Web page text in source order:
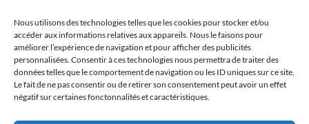
Nous utilisons des technologies telles que les cookies pour stocker et/ou
accéder aux informations relatives aux appareils. Nous le faisons pour
améliorer l’expérience de navigation et pour afficher des publicités
personnalisées. Consentir à ces technologies nous permettra de traiter des
données telles que le comportement de navigation ou les ID uniques sur ce site.
Le fait de ne pas consentir ou de retirer son consentement peut avoir un effet
négatif sur certaines fonctonnalités et caractéristiques.